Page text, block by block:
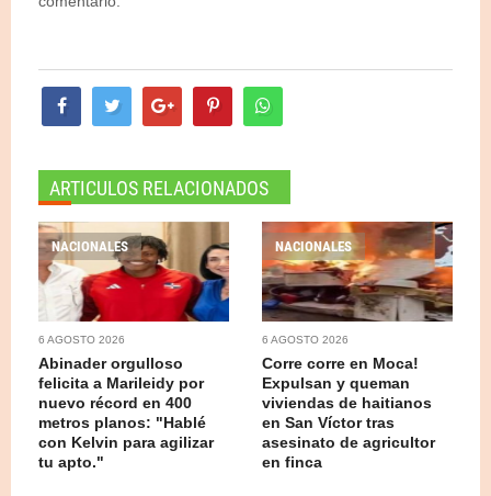
ARTICULOS RELACIONADOS
NACIONALES
6 AGOSTO 2026
Abinader orgulloso
felicita a Marileidy por
nuevo récord en 400
metros planos: "Hablé
con Kelvin para agilizar
tu apto."
NACIONALES
6 AGOSTO 2026
Corre corre en Moca!
Expulsan y queman
viviendas de haitianos
en San Víctor tras
asesinato de agricultor
en finca